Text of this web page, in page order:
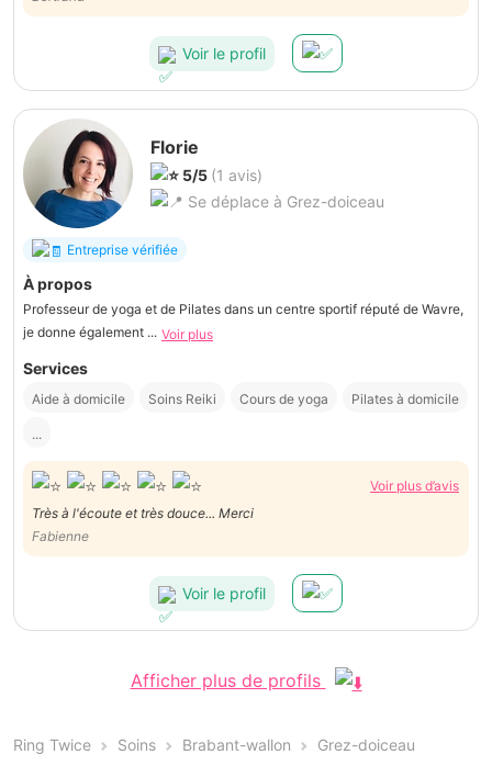
Voir le profil
Florie
5/5 (1 avis)
Se déplace à Grez-doiceau
Entreprise vérifiée
À propos
Professeur de yoga et de Pilates dans un centre sportif réputé de Wavre,
je donne également ... Voir plus
Services
Aide à domicile Soins Reiki Cours de yoga Pilates à domicile
...
Voir plus d’avis
Très à l'écoute et très douce... Merci
Fabienne
Voir le profil
Afficher plus de profils
Ring Twice Soins Brabant-wallon Grez-doiceau